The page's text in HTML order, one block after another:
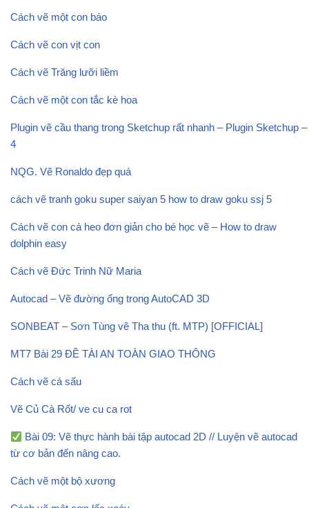
Cách vẽ một con báo
Cách vẽ con vịt con
Cách vẽ Trăng lưỡi liềm
Cách vẽ một con tắc kè hoa
Plugin vẽ cầu thang trong Sketchup rất nhanh – Plugin Sketchup –
4
NQG. Vẽ Ronaldo đẹp quá
cách vẽ tranh goku super saiyan 5 how to draw goku ssj 5
Cách vẽ con cá heo đơn giản cho bé học vẽ – How to draw
dolphin easy
Cách vẽ Đức Trinh Nữ Maria
Autocad – Vẽ đường ống trong AutoCAD 3D
SONBEAT – Sơn Tùng vẽ Tha thu (ft. MTP) [OFFICIAL]
MT7 Bài 29 ĐỀ TÀI AN TOÀN GIAO THÔNG
Cách vẽ cá sấu
Vẽ Củ Cà Rốt/ ve cu ca rot
Bài 09: Vẽ thực hành bài tập autocad 2D // Luyện vẽ autocad
từ cơ bản đến nâng cao.
Cách vẽ một bộ xương